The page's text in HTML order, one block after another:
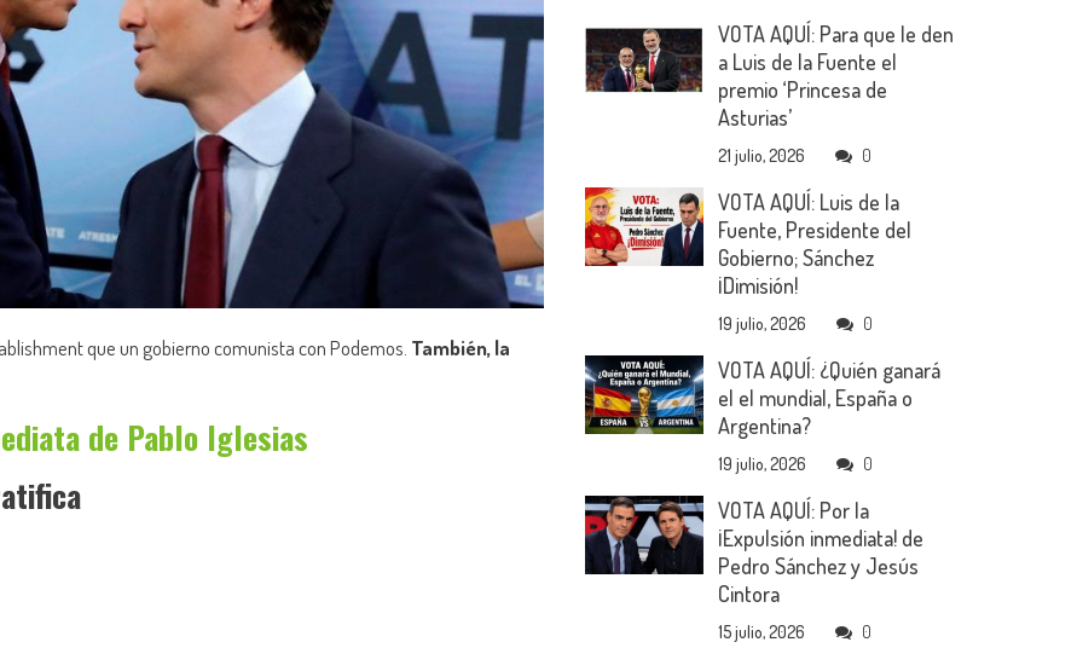
que un gobierno comunista con Podemos. También, la
de Pablo Iglesias
VOTA AQUÍ: Para que le den
a Luis de la Fuente el
premio ‘Princesa de
Asturias’
21 julio, 2026 0
VOTA AQUÍ: Luis de la
Fuente, Presidente del
Gobierno; Sánchez
¡Dimisión!
19 julio, 2026 0
VOTA AQUÍ: ¿Quién ganará
el el mundial, España o
Argentina?
19 julio, 2026 0
VOTA AQUÍ: Por la
¡Expulsión inmediata! de
Pedro Sánchez y Jesús
Cintora
15 julio, 2026 0